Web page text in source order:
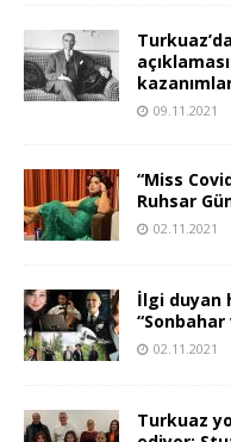
09.11.2021
“Miss
Ruhsar
02.11.2021
İlgi duyan
02.11.2021
Turkuaz